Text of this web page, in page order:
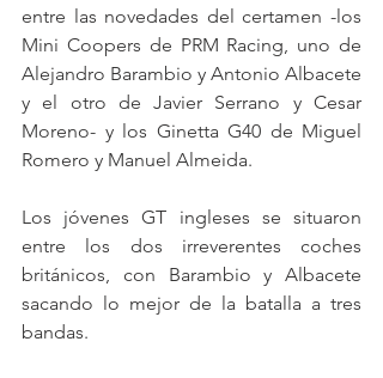
entre las novedades del certamen -los
Mini Coopers de PRM Racing, uno de
Alejandro Barambio y Antonio Albacete
y el otro de Javier Serrano y Cesar
Moreno- y los Ginetta G40 de Miguel
Romero y Manuel Almeida.
Los jóvenes GT ingleses se situaron
entre los dos irreverentes coches
británicos, con Barambio y Albacete
sacando lo mejor de la batalla a tres
bandas.